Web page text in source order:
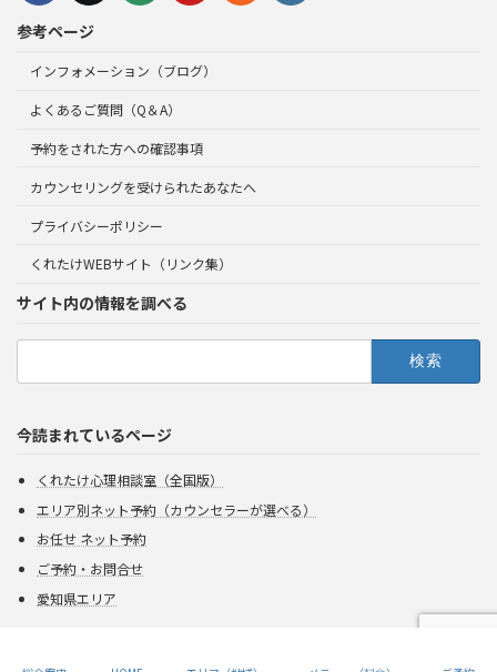
参考ページ
インフォメーション（ブログ）
よくあるご質問（Q＆A）
予約をされた方への確認事項
カウンセリングを受けられたあなたへ
プライバシーポリシー
くれたけWEBサイト（リンク集）
サイト内の情報を調べる
検
今読まれているページ
くれたけ心理相談室（全国版）
エリア別ネット予約（カウンセラーが選べる）
お任せ ネット予約
ご予約・お問合せ
愛知県エリア